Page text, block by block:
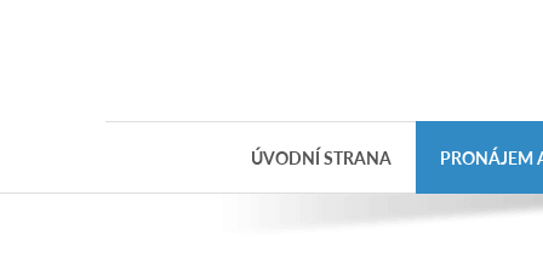
ÚVODNÍ STRANA PRONÁJEM
poukazu